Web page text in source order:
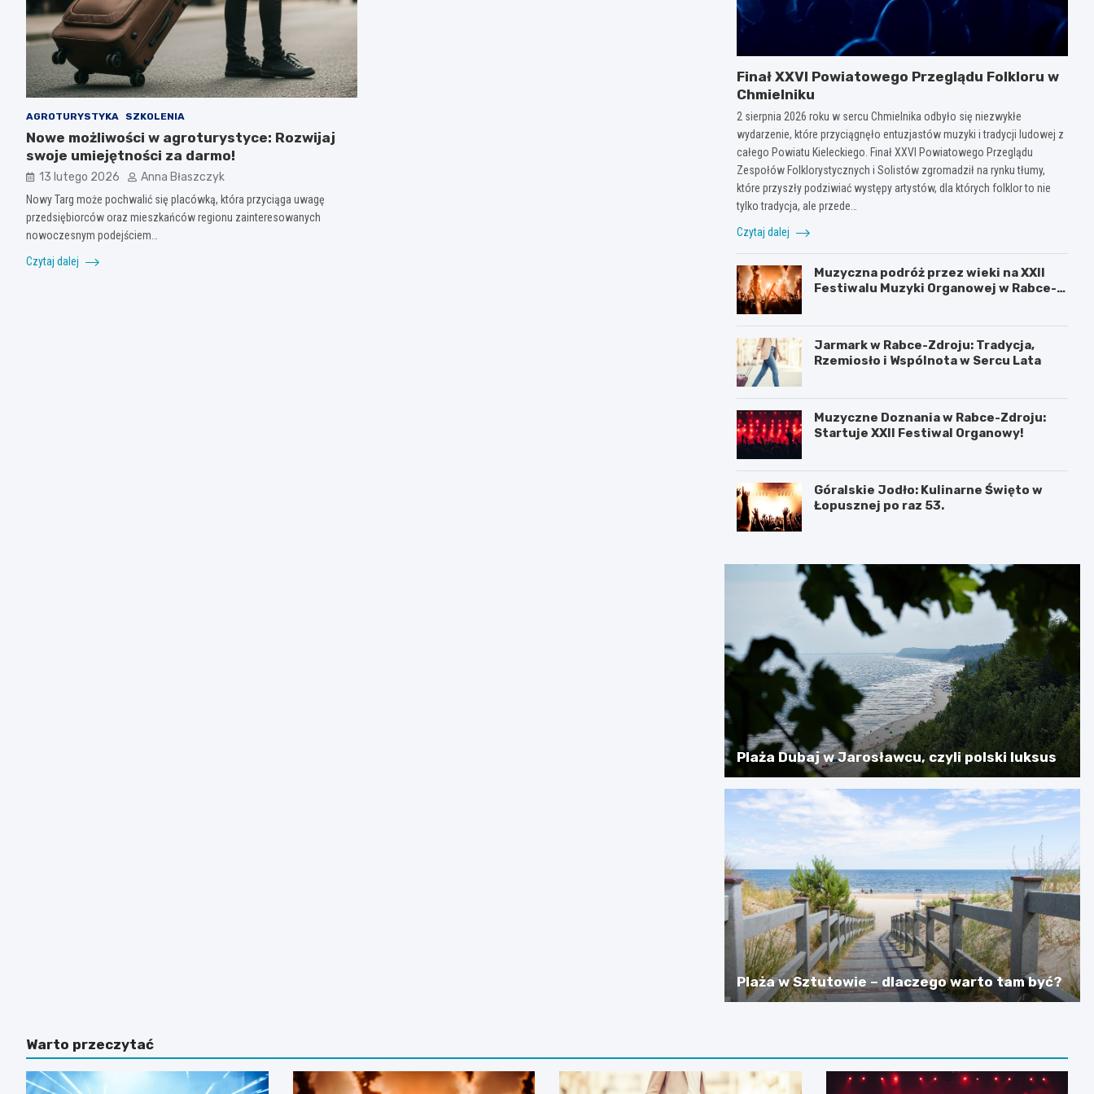
AGROTURYSTYKA SZKOLENIA
Nowe możliwości w agroturystyce: Rozwijaj
swoje umiejętności za darmo!
13 lutego 2026 Anna Błaszczyk
Nowy Targ może pochwalić się placówką, która przyciąga uwagę
przedsiębiorców oraz mieszkańców regionu zainteresowanych
nowoczesnym podejściem…
Czytaj dalej
Finał XXVI Powiatowego Przeglądu Folkloru w
Chmielniku
2 sierpnia 2026 roku w sercu Chmielnika odbyło się niezwykłe
wydarzenie, które przyciągnęło entuzjastów muzyki i tradycji ludowej z
całego Powiatu Kieleckiego. Finał XXVI Powiatowego Przeglądu
Zespołów Folklorystycznych i Solistów zgromadził na rynku tłumy,
które przyszły podziwiać występy artystów, dla których folklor to nie
tylko tradycja, ale przede…
Czytaj dalej
Muzyczna podróż przez wieki na XXII
Festiwalu Muzyki Organowej w Rabce-
Jarmark w Rabce-Zdroju: Tradycja,
Rzemiosło i Wspólnota w Sercu Lata
Muzyczne Doznania w Rabce-Zdroju:
Startuje XXII Festiwal Organowy!
Góralskie Jodło: Kulinarne Święto w
Łopusznej po raz 53.
Plaża Dubaj w Jarosławcu, czyli polski luksus
Plaża w Sztutowie – dlaczego warto tam być?
Warto przeczytać